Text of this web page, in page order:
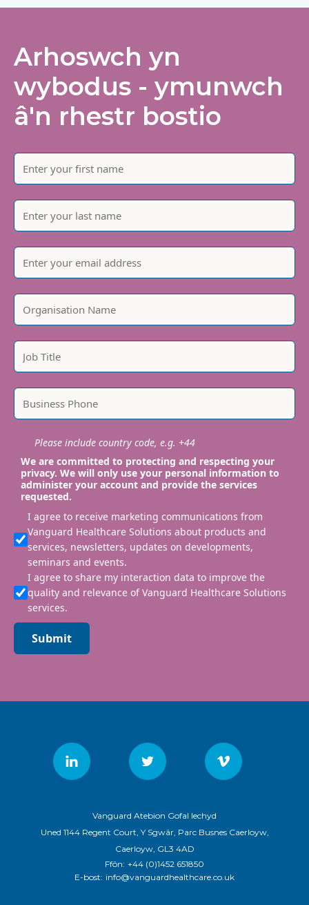
Arhoswch yn
wybodus - ymunwch
â'n rhestr bostio
Please include country code, e.g. +44
We are committed to protecting and respecting your
privacy. We will only use your personal information to
administer your account and provide the services
requested.
I agree to receive marketing communications from
Vanguard Healthcare Solutions about products and
services, newsletters, updates on developments,
seminars and events.
I agree to share my interaction data to improve the
quality and relevance of Vanguard Healthcare Solutions
services.
Submit
Vanguard Atebion Gofal Iechyd
Uned 1144 Regent Court, Y Sgwâr, Parc Busnes Caerloyw,
Caerloyw, GL3 4AD
Ffôn: +44 (0)1452 651850
E-bost: info@vanguardhealthcare.co.uk